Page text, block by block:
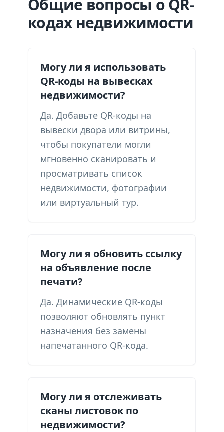
Общие вопросы о QR-
кодах недвижимости
Могу ли я использовать
QR-коды на вывесках
недвижимости?
Да. Добавьте QR-коды на
вывески двора или витрины,
чтобы покупатели могли
мгновенно сканировать и
просматривать список
недвижимости, фотографии
или виртуальный тур.
Могу ли я обновить ссылку
на объявление после
печати?
Да. Динамические QR-коды
позволяют обновлять пункт
назначения без замены
напечатанного QR-кода.
Могу ли я отслеживать
сканы листовок по
недвижимости?